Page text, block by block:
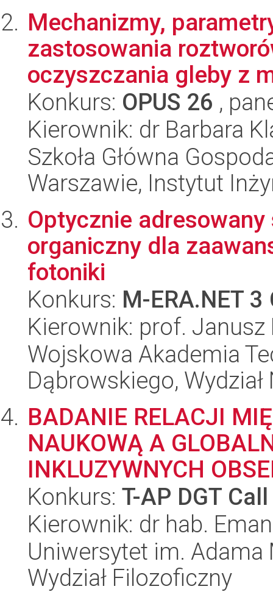
Mechanizmy,
zastosowania
oczyszczania gleby z
Konkurs: OPUS 26 ,
Kierownik: dr Barbara
Szkoła Główna
Warszawie, Instytut
Optycznie
organiczny dla
fotoniki
Konkurs: M-ERA.NET
Kierownik: prof. Janusz
Wojskowa Akademia
Dąbrowskiego,
BADANIE RELACJI
NAUKOWĄ A
INKLUZYWNYCH
Konkurs: T-AP DGT
Kierownik: dr hab.
Uniwersytet im.
Wydział Filozoficzny